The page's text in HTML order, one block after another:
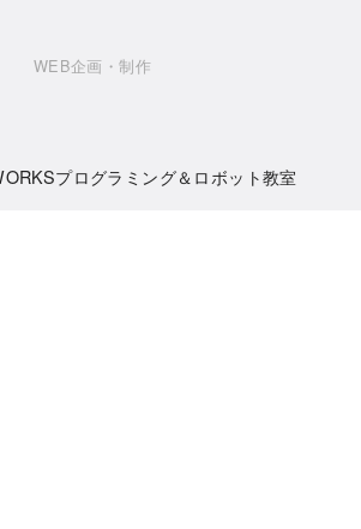
WEB企画・制作
プログラミング＆ロボット教室